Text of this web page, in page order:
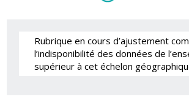
Rubrique en cours d’ajustement
l’indisponibilité des données de
supérieur à cet échelon